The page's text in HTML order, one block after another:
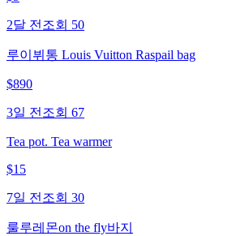
2달 전 조회 50
루이뷔통 Louis Vuitton Raspail bag
$890
3일 전 조회 67
Tea pot. Tea warmer
$15
7일 전 조회 30
룰루레몬on the fly바지